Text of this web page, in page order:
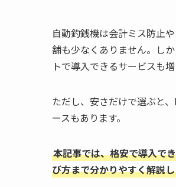
自動釣銭機は会計ミス防止
舗も少なくありません。し
トで導入できるサービスも
ただし、安さだけで選ぶと
ースもあります。
本記事では、格安で導入で
び方まで分かりやすく解説